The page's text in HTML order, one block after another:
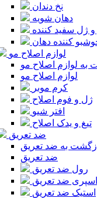
نخ دندان
دهان شویه
و ژل سفید کننده
کننده دهان
لوازم اصلاح مو
به لوازم اصلاح مو
لوازم اصلاح مو
کرم موبر
ژل و فوم اصلاح
افتر شیو
تیغ و یدک اصلاح
ضد تعریق
به ضد تعریق
ضد تعریق
رول ضد تعریق
اسپری ضد تعریق
استیک ضد تعریق